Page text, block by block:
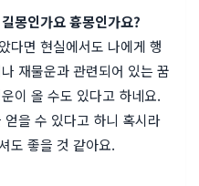
몽인가요 흉몽인가요?
다면 현실에서도 나에게 행
재물운과 관련되어 있는 꿈
이 올 수도 있다고 하네요.
을 수 있다고 하니 혹시라
도 좋을 것 같아요.